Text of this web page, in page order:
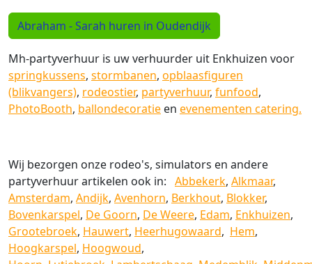
Abraham - Sarah huren in Oudendijk
Mh-partyverhuur is uw verhuurder uit Enkhuizen voor
springkussens, stormbanen, opblaasfiguren
(blikvangers), rodeostier, partyverhuur, funfood,
PhotoBooth, ballondecoratie en evenementen catering.
Wij bezorgen onze rodeo's, simulators en andere
partyverhuur artikelen ook in: Abbekerk, Alkmaar,
Amsterdam, Andijk, Avenhorn, Berkhout, Blokker,
Bovenkarspel, De Goorn, De Weere, Edam, Enkhuizen,
Grootebroek, Hauwert, Heerhugowaard, Hem,
Hoogkarspel, Hoogwoud,